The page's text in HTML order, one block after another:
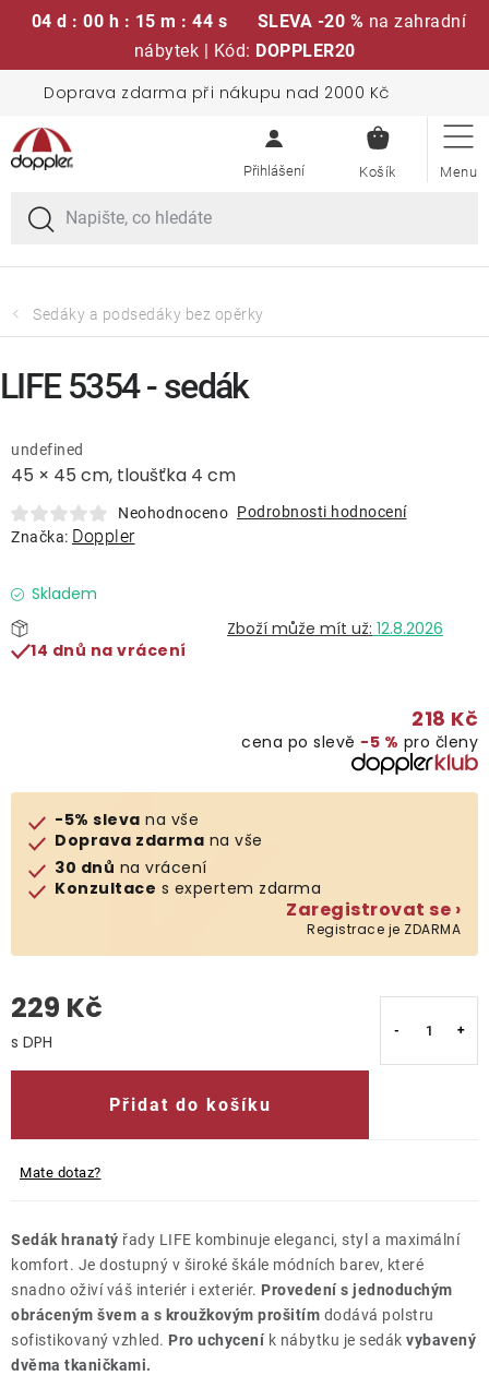
04 d : 00 h : 15 m : 44 s SLEVA -20 % na zahradní
nábytek | Kód: DOPPLER20
obsah
Doprava zdarma při nákupu nad 2000 Kč
KOŠÍK
Sedací soupravy
Slunečníky
Křesla a židle
Prodávané značky
Klub výhod
Naše katalogy
O nás
Kontakty
Sedáky a podsedáky bez opěrky
45 × 45 cm, tloušťka 4 cm
undefined
Neohodnoceno Podrobnosti hodnocení
Značka: Doppler
Skladem
12.8.2026
14 dnů na vrácení
218 Kč
cena po slevě −5 % pro členy
-5% sleva na vše
Doprava zdarma na vše
30 dnů na vrácení
Konzultace s expertem zdarma
Zaregistrovat se ›
Registrace je ZDARMA
229 Kč
Přidat do košíku
Mate dotaz?
Sedák hranatý řady LIFE kombinuje eleganci, styl a maximální
komfort. Je dostupný v široké škále módních barev, které
snadno oživí váš interiér i exteriér. Provedení s jednoduchým
obráceným švem a s kroužkovým prošitím dodává polstru
sofistikovaný vzhled. Pro uchycení k nábytku je sedák vybavený
dvěma tkaničkami.
LIFE 5354 - sedák